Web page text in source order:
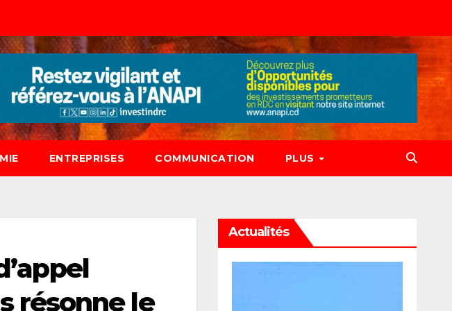
ENTREPRISES COMMUNICATION PLUS
résonne le
Actualités